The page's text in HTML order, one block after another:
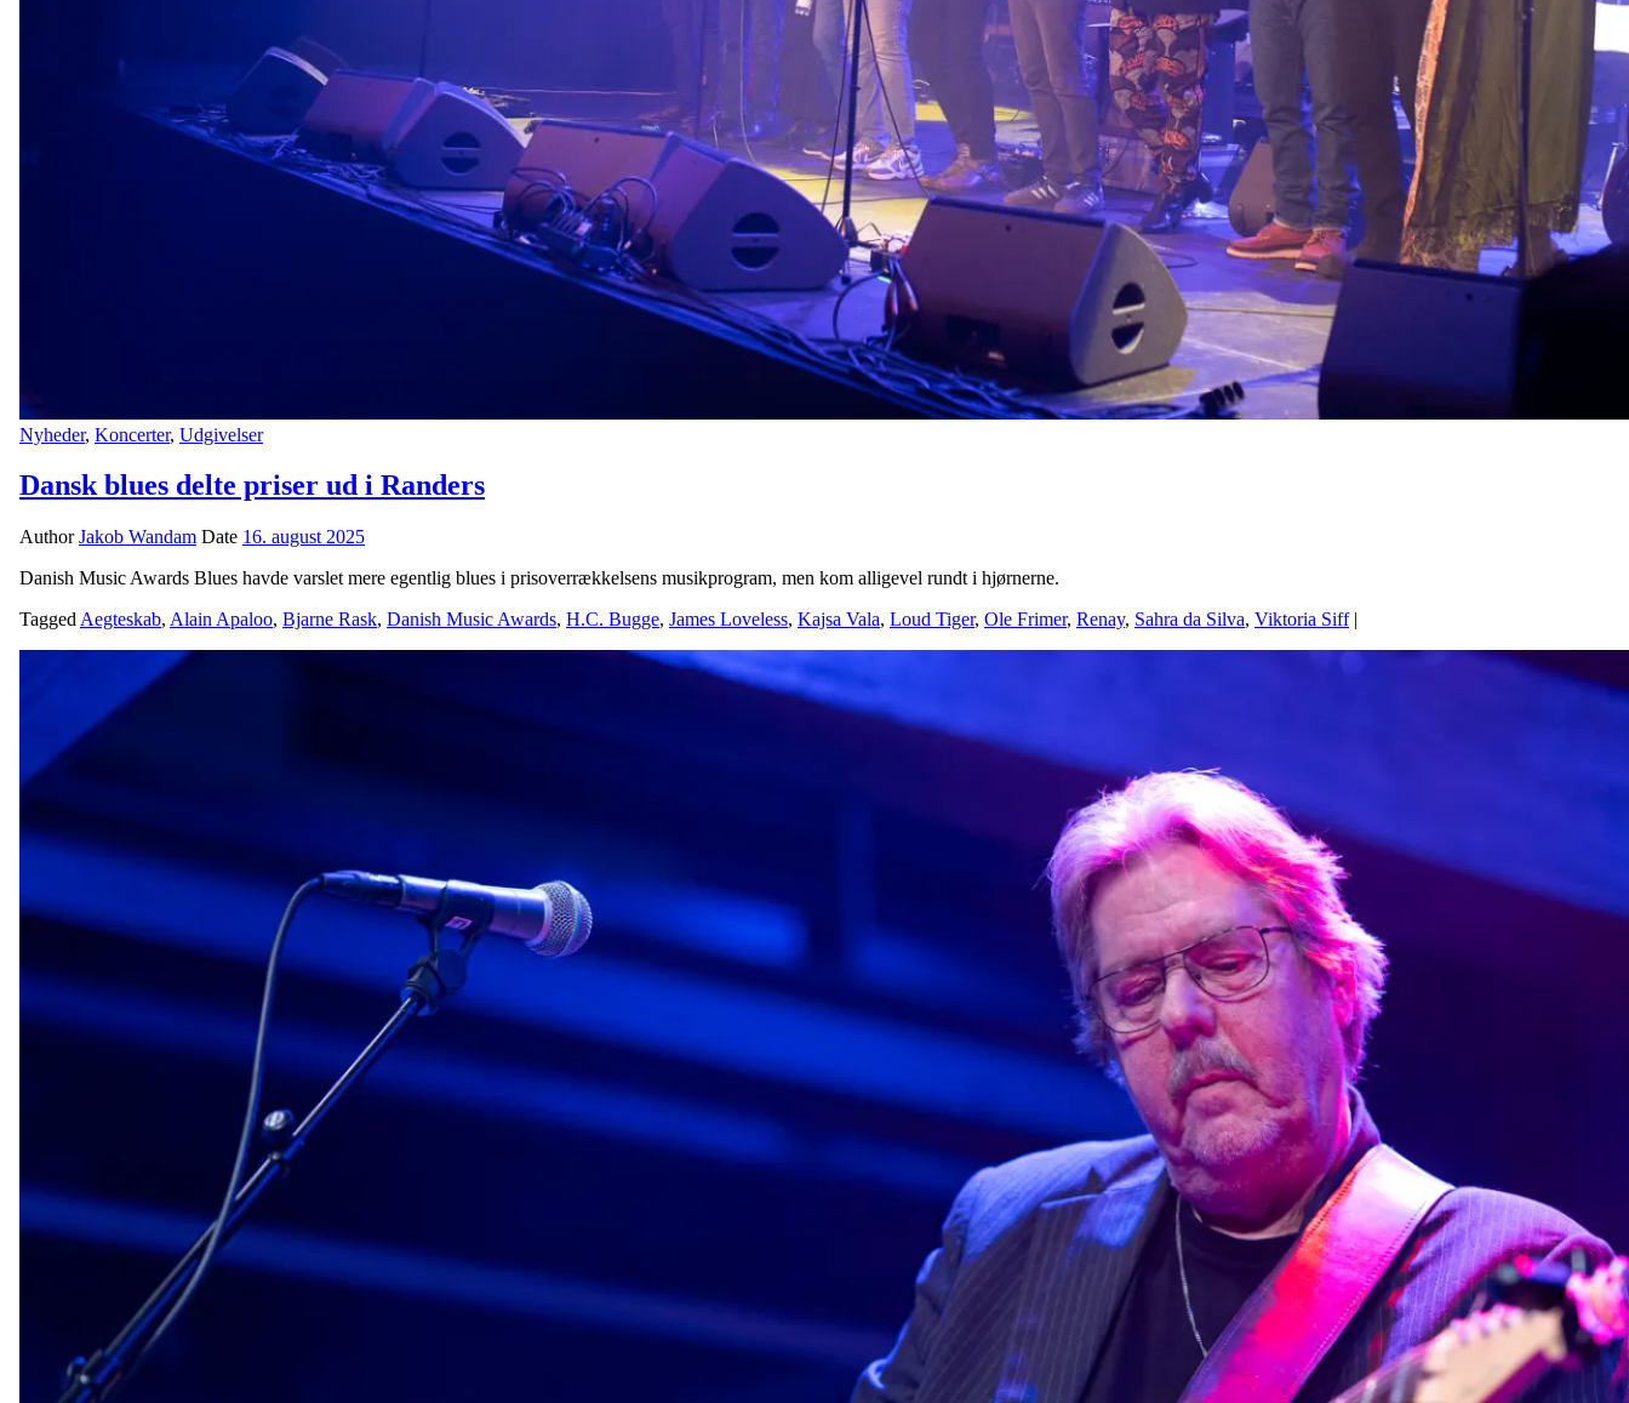
Nyheder, Koncerter, Udgivelser
Dansk blues delte priser ud i Randers
AuthorJakob Wandam Date 16. august 2025
Danish Music Awards Blues havde varslet mere egentlig blues i prisoverrækkelsens musikprogram, men kom alligevel rundt i hjørnerne.
Tagged Aegteskab, Alain Apaloo, Bjarne Rask, Danish Music Awards, H.C. Bugge, James Loveless, Kajsa Vala, Loud Tiger, Ole Frimer, Renay, Sahra da Silva, Viktoria Siff |